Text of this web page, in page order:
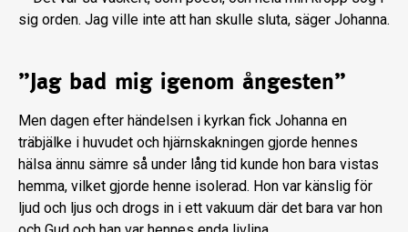
sig orden. Jag ville inte att han skulle sluta, säger Johanna.
”Jag bad mig igenom ångesten”
Men dagen efter händelsen i kyrkan fick Johanna en
träbjälke i huvudet och hjärnskakningen gjorde hennes
hälsa ännu sämre så under lång tid kunde hon bara vistas
hemma, vilket gjorde henne isolerad. Hon var känslig för
ljud och ljus och drogs in i ett vakuum där det bara var hon